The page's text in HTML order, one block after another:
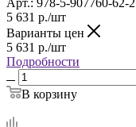
5 631 р./шт
Варианты цен
5 631 р./шт
Подробности
В корзину